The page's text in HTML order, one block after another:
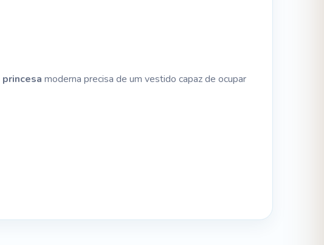
princesa moderna precisa de um vestido capaz de ocupar